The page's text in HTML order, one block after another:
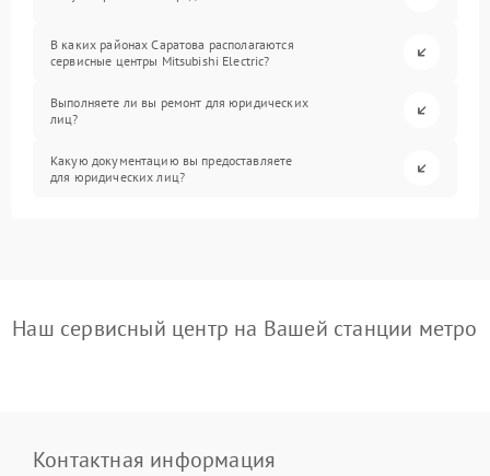
В каких районах Саратова располагаются
сервисные центры Mitsubishi Electric?
Выполняете ли вы ремонт для юридических
лиц?
Какую документацию вы предоставляете
для юридических лиц?
Наш сервисный центр на Вашей станции метро
Контактная информация